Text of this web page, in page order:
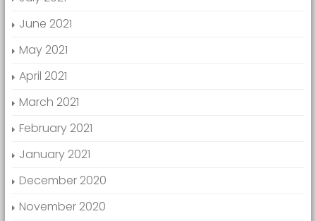
June 2021
May 2021
April 2021
March 2021
February 2021
January 2021
December 2020
November 2020